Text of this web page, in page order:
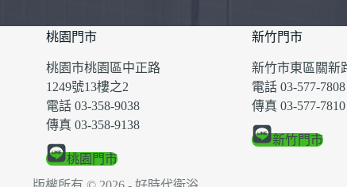
桃園門市
桃園市桃園區中正路
1249號13樓之2
電話 03-358-9038
傳真 03-358-9138
桃園門市
新竹門市
新竹市東區關新
電話 03-577-7808
傳真 03-577-7810
新竹門市